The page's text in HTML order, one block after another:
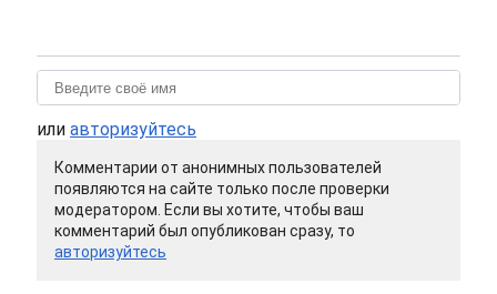
или авторизуйтесь
Комментарии от анонимных пользователей
появляются на сайте только после проверки
модератором. Если вы хотите, чтобы ваш
комментарий был опубликован сразу, то
авторизуйтесь